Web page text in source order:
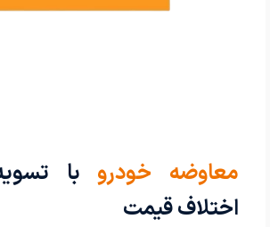
معاوضه خودروبا
اختلاف قیمت